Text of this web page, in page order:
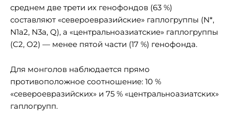
среднем две трети их генофондов (63 %)
составляют «североевразийские» гаплогруппы (N*,
N1a2, N3a, Q), а «центральноазиатские» гаплогруппы
(C2, O2) — менее пятой части (17 %) генофонда.
Для монголов наблюдается прямо
противоположное соотношение: 10 %
«североевразийских» и 75 % «центральноазиатских»
гаплогрупп.